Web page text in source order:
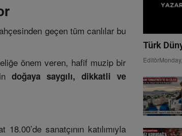
geçen tüm canlılar bu
önem veren, hafif muzip bir
doğaya saygılı, dikkatli ve
sanatçının katılımıyla
Türk
Editör